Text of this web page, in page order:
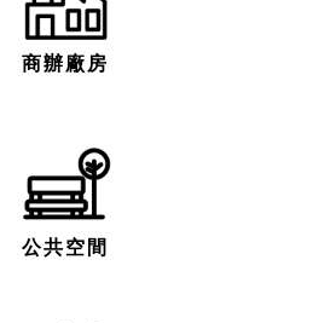
商辦廠房
公共空間